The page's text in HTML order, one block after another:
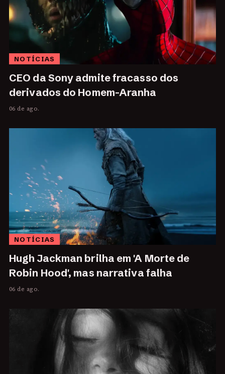
NOTÍCIAS
CEO da Sony admite fracasso dos
derivados do Homem-Aranha
06 de ago.
NOTÍCIAS
Hugh Jackman brilha em 'A Morte de
Robin Hood', mas narrativa falha
06 de ago.